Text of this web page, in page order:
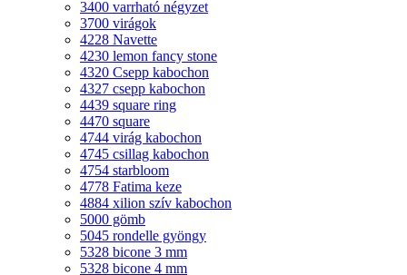
3400 varrható négyzet
3700 virágok
4228 Navette
4230 lemon fancy stone
4320 Csepp kabochon
4327 csepp kabochon
4439 square ring
4470 square
4744 virág kabochon
4745 csillag kabochon
4754 starbloom
4778 Fatima keze
4884 xilion szív kabochon
5000 gömb
5045 rondelle gyöngy
5328 bicone 3 mm
5328 bicone 4 mm